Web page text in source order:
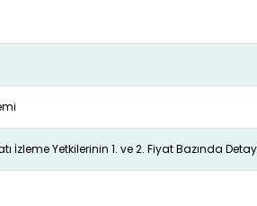
İzleme Yetkilerinin 1. ve 2. Fiyat Bazında